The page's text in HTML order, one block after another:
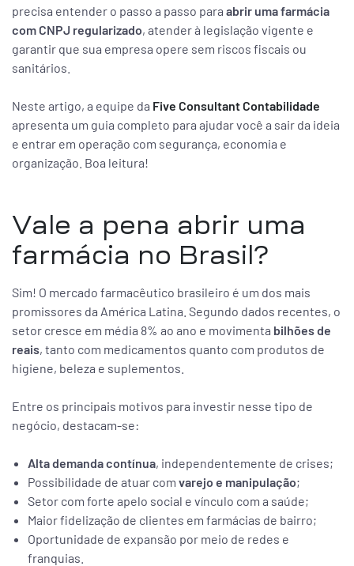
precisa entender o passo a passo para abrir uma farmácia
com CNPJ regularizado, atender à legislação vigente e
garantir que sua empresa opere sem riscos fiscais ou
sanitários.
Neste artigo, a equipe da Five Consultant Contabilidade
apresenta um guia completo para ajudar você a sair da ideia
e entrar em operação com segurança, economia e
organização. Boa leitura!
Vale a pena abrir uma
farmácia no Brasil?
Sim! O mercado farmacêutico brasileiro é um dos mais
promissores da América Latina. Segundo dados recentes, o
setor cresce em média 8% ao ano e movimenta bilhões de
reais, tanto com medicamentos quanto com produtos de
higiene, beleza e suplementos.
Entre os principais motivos para investir nesse tipo de
negócio, destacam-se:
Alta demanda contínua, independentemente de crises;
Possibilidade de atuar com varejo e manipulação;
Setor com forte apelo social e vínculo com a saúde;
Maior fidelização de clientes em farmácias de bairro;
Oportunidade de expansão por meio de redes e
franquias.